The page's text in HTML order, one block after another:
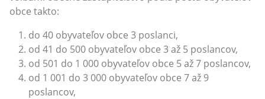
obce takto:
do 40 obyvateľov obce 3 poslanci,
od 41 do 500 obyvateľov obce 3 až 5 poslancov,
od 501 do 1 000 obyvateľov obce 5 až 7 poslancov,
od 1 001 do 3 000 obyvateľov obce 7 až 9
poslancov,